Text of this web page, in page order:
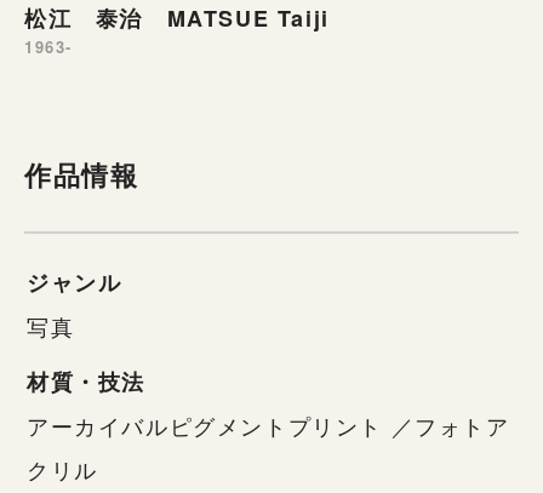
松江 泰治 MATSUE Taiji
1963-
作品情報
ジャンル
写真
材質・技法
アーカイバルピグメントプリント ／フォトア
クリル